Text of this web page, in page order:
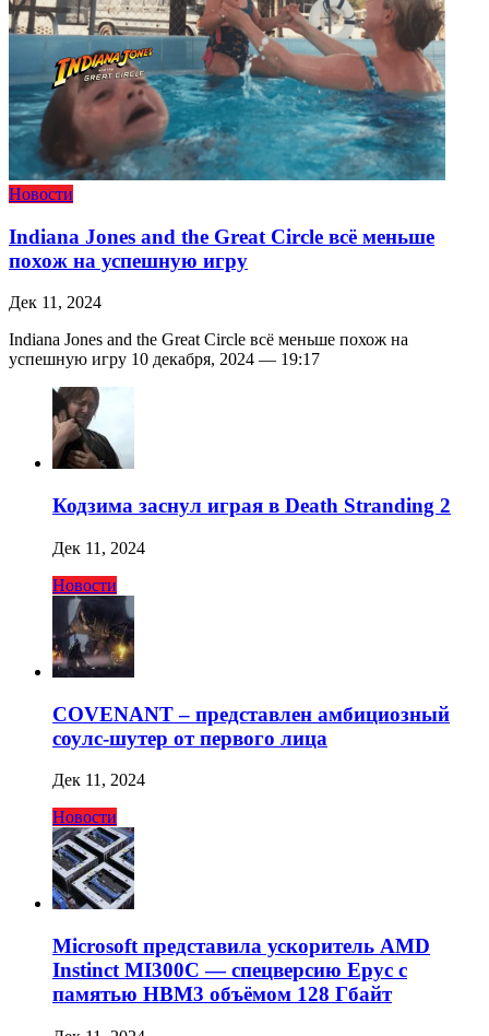
Новости
Indiana Jones and the Great Circle всё меньше
похож на успешную игру
Дек 11, 2024
Indiana Jones and the Great Circle всё меньше похож на
успешную игру 10 декабря, 2024 — 19:17
Кодзима заснул играя в Death Stranding 2
Дек 11, 2024
Новости
COVENANT – представлен амбициозный
соулс-шутер от первого лица
Дек 11, 2024
Новости
Microsoft представила ускоритель AMD
Instinct MI300C — спецверсию Epyc с
памятью HBM3 объёмом 128 Гбайт